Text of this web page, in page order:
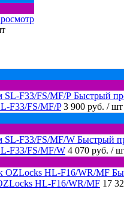
Быстрый
F33/FS/MF/P 3 900 руб. / шт
Быстрый
F33/FS/MF/W 4 070 руб. /
HL-F16/WR/MF 17